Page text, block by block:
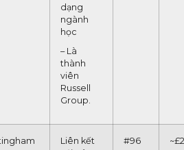
dạng
ngành
học
– Là
thành
viên
Russell
Group.
Liên kết
#96